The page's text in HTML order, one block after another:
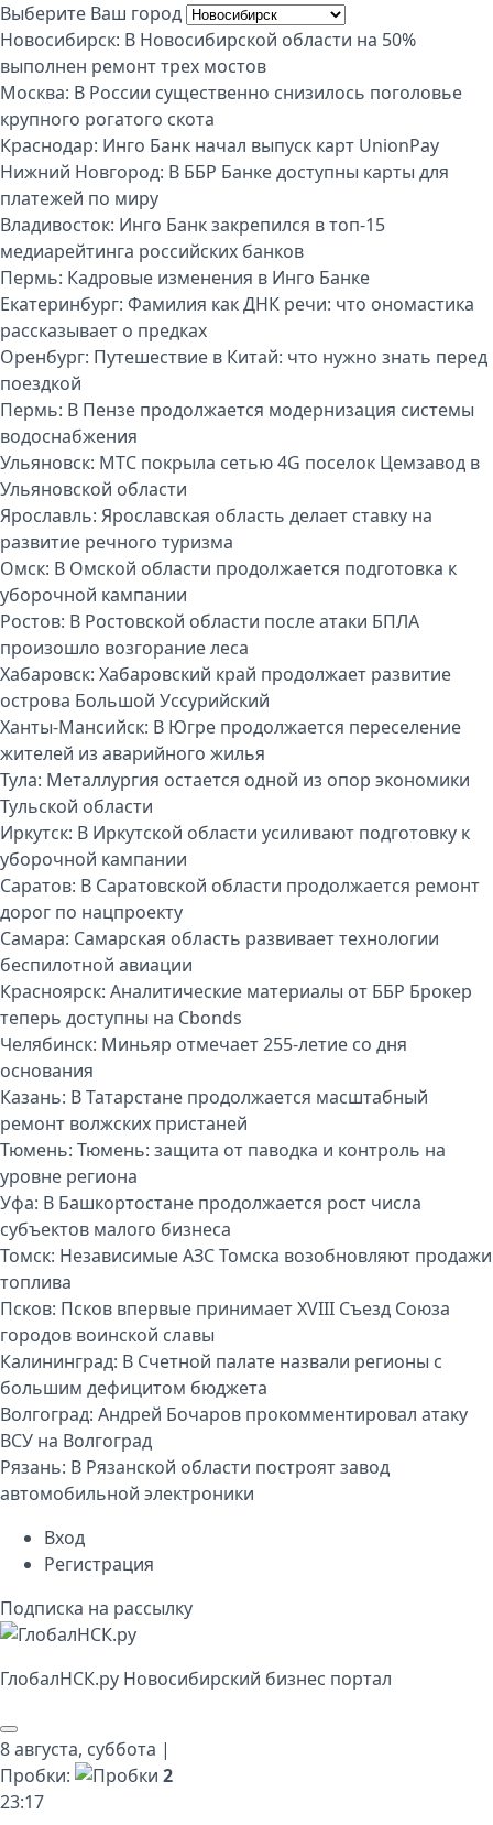
Выберите Ваш город
Новосибирск: В Новосибирской области на 50%
выполнен ремонт трех мостов
Москва: В России существенно снизилось поголовье
крупного рогатого скота
Краснодар: Инго Банк начал выпуск карт UnionPay
Нижний Новгород: В ББР Банке доступны карты для
платежей по миру
Владивосток: Инго Банк закрепился в топ-15
медиарейтинга российских банков
Пермь: Кадровые изменения в Инго Банке
Екатеринбург: Фамилия как ДНК речи: что ономастика
рассказывает о предках
Оренбург: Путешествие в Китай: что нужно знать перед
поездкой
Пермь: В Пензе продолжается модернизация системы
водоснабжения
Ульяновск: МТС покрыла сетью 4G поселок Цемзавод в
Ульяновской области
Ярославль: Ярославская область делает ставку на
развитие речного туризма
Омск: В Омской области продолжается подготовка к
уборочной кампании
Ростов: В Ростовской области после атаки БПЛА
произошло возгорание леса
Хабаровск: Хабаровский край продолжает развитие
острова Большой Уссурийский
Ханты-Мансийск: В Югре продолжается переселение
жителей из аварийного жилья
Тула: Металлургия остается одной из опор экономики
Тульской области
Иркутск: В Иркутской области усиливают подготовку к
уборочной кампании
Саратов: В Саратовской области продолжается ремонт
дорог по нацпроекту
Самара: Самарская область развивает технологии
беспилотной авиации
Красноярск: Аналитические материалы от ББР Брокер
теперь доступны на Cbonds
Челябинск: Миньяр отмечает 255-летие со дня
основания
Казань: В Татарстане продолжается масштабный
ремонт волжских пристаней
Тюмень: Тюмень: защита от паводка и контроль на
уровне региона
Уфа: В Башкортостане продолжается рост числа
субъектов малого бизнеса
Томск: Независимые АЗС Томска возобновляют продажи
топлива
Псков: Псков впервые принимает XVIII Съезд Союза
городов воинской славы
Калининград: В Счетной палате назвали регионы с
большим дефицитом бюджета
Волгоград: Андрей Бочаров прокомментировал атаку
ВСУ на Волгоград
Рязань: В Рязанской области построят завод
автомобильной электроники
Вход
Регистрация
Подписка на рассылку
ГлобалНСК.py Новосибирский бизнес портал
8 августа, суббота |
Пробки:
2
23:17